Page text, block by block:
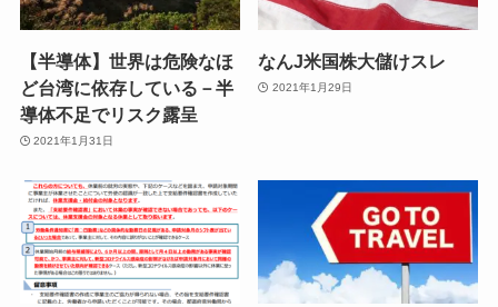
【半導体】世界は危険なほ
ど台湾に依存している－半
導体不足でリスク露呈
2021年1月31日
なんJ米国株大儲けスレ
2021年1月29日